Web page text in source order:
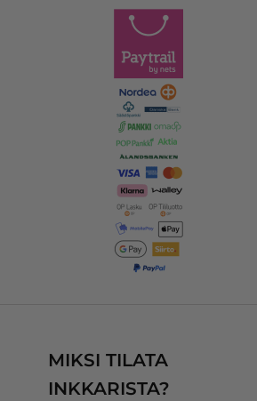
vastaavan. Tulostinmerkkien
sekä kasettien runsaus on
viidakko, missä en halua rämpiä.
Siksi on olemassa tällekin
saralla ammattilaiset.
Vaikka mustakasetin koodi olikin
reilussa vuodessa muuttunut,
heidän ohjelmansa ehdotti
oikeaa vastaavaa yhteensopivaa
kasettia, jonka myös uskalsin
MIKSI TILATA
INKKARISTA?